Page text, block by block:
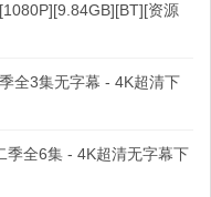
资源
全3集无字幕 - 4K超清下
季全6集 - 4K超清无字幕下